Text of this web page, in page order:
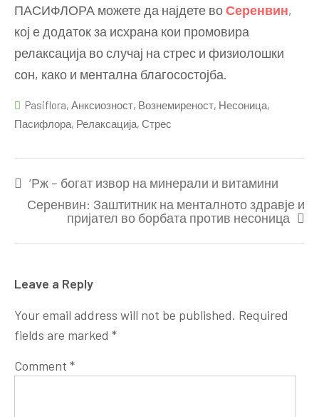
ПАСИФЛОРА можете да најдете воСеренвин,
кој е додаток за исхрана кои промовира
релаксација во случај на стрес и физиолошки
сон, како и ментална благосостојба.
Pasiflora, Анксиозност, Вознемиреност, Несоница,
Пасифлора, Релаксација, Стрес
navigation
‘Рж – богат извор на минерали и витамини
Серенвин: Заштитник на менталното здравје и
пријател во борбата против несоница
Leave a Reply
Your email address will not be published. Required
fields are marked *
Comment *